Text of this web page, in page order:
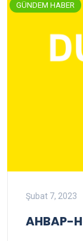
GÜNDEM HABER
Şubat 7, 2023
AHBAP-